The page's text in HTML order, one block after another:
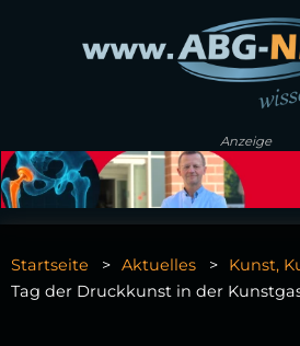
Anzeige
Startseite Aktuelles
Kunst,
Tag der Druckkunst in der